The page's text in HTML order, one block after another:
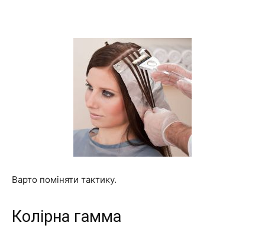
Варто поміняти тактику.
Колірна гамма